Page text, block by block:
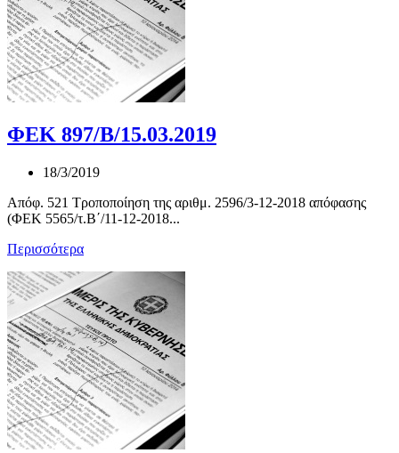
ΦΕΚ 897/Β/15.03.2019
18/3/2019
Απόφ. 521 Τροποποίηση της αριθμ. 2596/3-12-2018 απόφασης
(ΦΕΚ 5565/τ.Β΄/11-12-2018...
Περισσότερα